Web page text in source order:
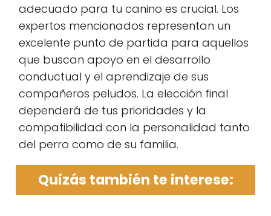
adecuado para tu canino es crucial. Los
expertos mencionados representan un
excelente punto de partida para aquellos
que buscan apoyo en el desarrollo
conductual y el aprendizaje de sus
compañeros peludos. La elección final
dependerá de tus prioridades y la
compatibilidad con la personalidad tanto
del perro como de su familia.
Quizás también te interese: